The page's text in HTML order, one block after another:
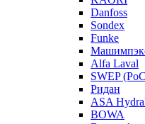
Danfoss
Sondex
Funke
Alfa Laval
SWEP
Ридан
ASA
BOWA